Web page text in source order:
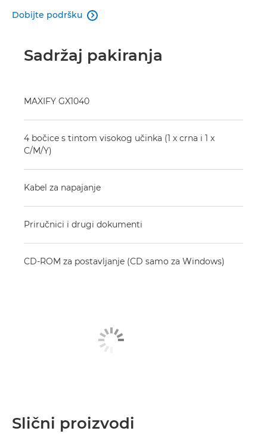
Dobijte podršku 
Sadržaj pakiranja
MAXIFY GX1040
4 bočice s tintom visokog učinka (1 x crna i 1 x
C/M/Y)
Kabel za napajanje
Priručnici i drugi dokumenti
CD-ROM za postavljanje (CD samo za Windows)
Slični proizvodi